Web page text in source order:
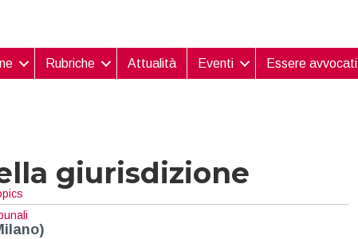
Rubriche Attualità Eventi Essere avvocati
giurisdizione